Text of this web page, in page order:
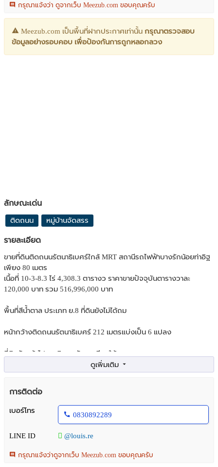
กรุณาแจ้งว่า ดูจากเว็บ Meezub.com ขอบคุณครับ
Meezub.com เป็นพื้นที่ฝากประกาศเท่านั้น กรุณาตรวจสอบ
ข้อมูลอย่างรอบคอบ เพื่อป้องกันการถูกหลอกลวง
ลักษณะเด่น
ติดถนน หมู่บ้านจัดสรร
รายละเอียด
ขายที่ดินติดถนนรัตนาธิเบศร์ใกล้ MRT สถานีรถไฟฟ้าบางรักน้อยท่าอิฐ
เพียง 80 เมตร
เนื้อที่ 10-3-8.3 ไร่ 4,308.3 ตารางว ราคาขายปัจจุบันตารางวาละ
120,000 บาท รวม 516,996,000 บาท
พื้นที่สีน้ำตาล ประเภท ย.8 ที่ดินยังไม่ได้ถม
หน้ากว้างติดถนนรัตนาธิเบศร์ 212 เมตรแบ่งเป็น 6 แปลง
ที่ดินหันหน้าไปทางทิศ ตะวันตกเฉียงใต้
การเดินทางสะดวกสบายโดย MRT สายสีม่วงและถนนที่กว้างขวาง
ย่านราชพฤกษ์–รัตนาธิเบศร์เต็มไปด้วยหมู่บ้าน บริเวณโดยรอบมีสิ่งอาํ
นวยความสะดวกครบครันทั้ง ห้างสรรพสินค้า
พิกัด
ถนน : ราชพฤกษ์- รัตนาธิเบศร์
การติดต่อ
เบอร์โทร
0830892289
LINE ID @louis.re
กรุณาแจ้งว่าดูจากเว็บ Meezub.com ขอบคุณครับ